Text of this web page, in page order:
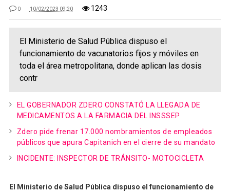
0 10/02/2023 09:20 1243
El Ministerio de Salud Pública dispuso el
funcionamiento de vacunatorios fijos y móviles en
toda el área metropolitana, donde aplican las dosis
contr
EL GOBERNADOR ZDERO CONSTATÓ LA LLEGADA DE
MEDICAMENTOS A LA FARMACIA DEL INSSSEP
Zdero pide frenar 17.000 nombramientos de empleados
públicos que apura Capitanich en el cierre de su mandato
INCIDENTE: INSPECTOR DE TRÁNSITO- MOTOCICLETA
El Ministerio de Salud Pública dispuso el funcionamiento de